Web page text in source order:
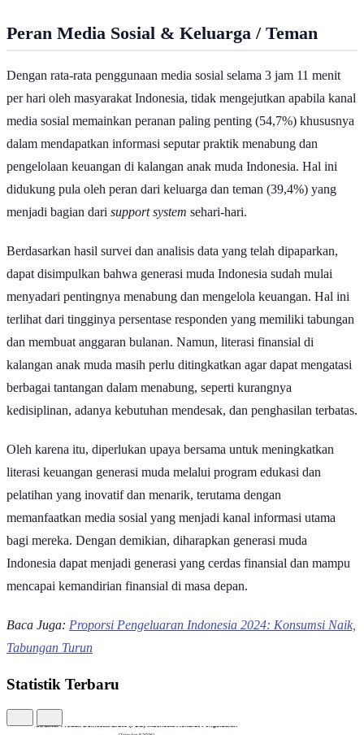
Peran Media Sosial & Keluarga / Teman
Dengan rata-rata penggunaan media sosial selama 3 jam 11 menit
per hari oleh masyarakat Indonesia, tidak mengejutkan apabila kanal
media sosial memainkan peranan paling penting (54,7%) khususnya
dalam mendapatkan informasi seputar praktik menabung dan
pengelolaan keuangan di kalangan anak muda Indonesia. Hal ini
didukung pula oleh peran dari keluarga dan teman (39,4%) yang
menjadi bagian dari support system sehari-hari.
Berdasarkan hasil survei dan analisis data yang telah dipaparkan,
dapat disimpulkan bahwa generasi muda Indonesia sudah mulai
menyadari pentingnya menabung dan mengelola keuangan. Hal ini
terlihat dari tingginya persentase responden yang memiliki tabungan
dan membuat anggaran bulanan. Namun, literasi finansial di
kalangan anak muda masih perlu ditingkatkan agar dapat mengatasi
berbagai tantangan dalam menabung, seperti kurangnya
kedisiplinan, adanya kebutuhan mendesak, dan penghasilan terbatas.
Oleh karena itu, diperlukan upaya bersama untuk meningkatkan
literasi keuangan generasi muda melalui program edukasi dan
pelatihan yang inovatif dan menarik, terutama dengan
memanfaatkan media sosial yang menjadi kanal informasi utama
bagi mereka. Dengan demikian, diharapkan generasi muda
Indonesia dapat menjadi generasi yang cerdas finansial dan mampu
mencapai kemandirian finansial di masa depan.
Baca Juga: Proporsi Pengeluaran Indonesia 2024: Konsumsi Naik,
Tabungan Turun
Statistik Terbaru